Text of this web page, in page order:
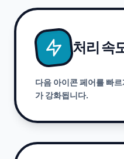
처리 속
다음 아이콘 페어를 빠
가 강화됩니다.